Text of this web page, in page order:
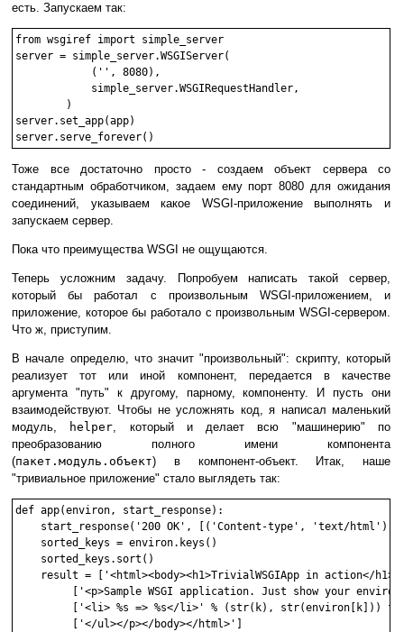
есть. Запускаем так:
from wsgiref import simple_server
server = simple_server.WSGIServer(
            ('', 8080),
            simple_server.WSGIRequestHandler,
        )
server.set_app(app)
Тоже все достаточно просто - создаем объект сервера со
стандартным обработчиком, задаем ему порт 8080 для ожидания
соединений, указываем какое WSGI-приложение выполнять и
запускаем сервер.
Пока что преимущества WSGI не ощущаются.
Теперь усложним задачу. Попробуем написать такой сервер,
который бы работал с произвольным WSGI-приложением, и
приложение, которое бы работало с произвольным WSGI-сервером.
Что ж, приступим.
В начале определю, что значит "произвольный": скрипту, который
реализует тот или иной компонент, передается в качестве
аргумента "путь" к другому, парному, компоненту. И пусть они
взаимодействуют. Чтобы не усложнять код, я написал маленький
модуль,
helper, который и делает всю "машинерию" по
преобразованию полного имени компонента
(пакет.модуль.объект) в компонент-объект. Итак, наше
"тривиальное приложение" стало выглядеть так:
def app(environ, start_response):
    start_response('200 OK', [('Content-type', 'text/html')])
    sorted_keys = environ.keys()
    sorted_keys.sort()
result = ['<html><body><h1>TrivialWSGIApp in action</
['<p>Sample WSGI application. Just show your
['<li> %s => %s</li>' % (str(k), str(environ[k]))
         ['</ul></p></body></html>']